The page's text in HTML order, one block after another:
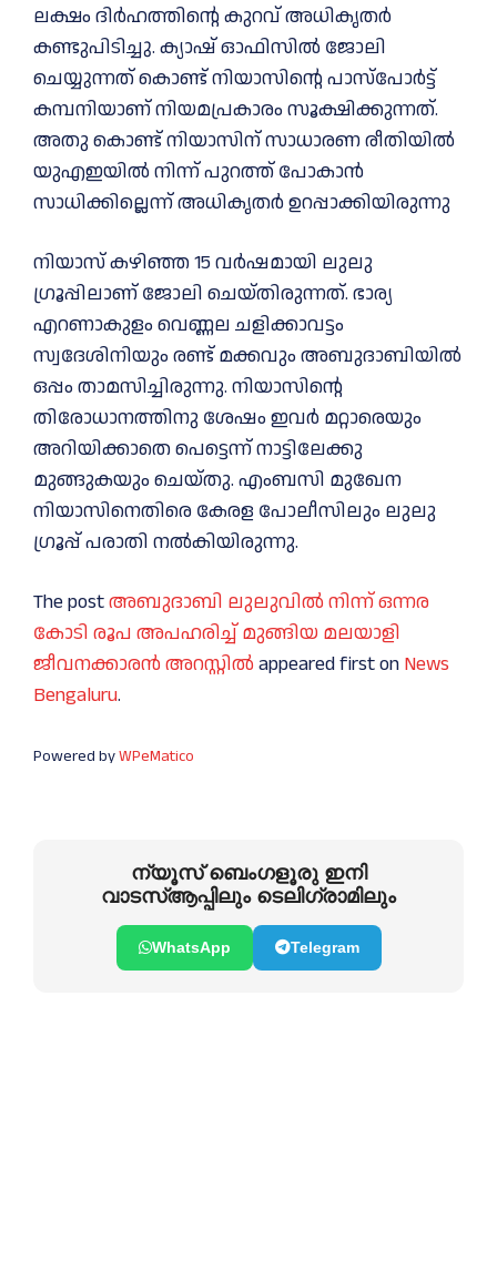
ലക്ഷം ദിർഹത്തിന്റെ കുറവ് അധികൃതർ
കണ്ടുപിടിച്ചു. ക്യാഷ് ഓഫിസിൽ ജോലി
ചെയ്യുന്നത് കൊണ്ട് നിയാസിന്റെ പാസ്പോർട്ട്
കമ്പനിയാണ് നിയമപ്രകാരം സൂക്ഷിക്കുന്നത്.
അതു കൊണ്ട് നിയാസിന് സാധാരണ രീതിയിൽ
യുഎഇയിൽ നിന്ന് പുറത്ത് പോകാൻ
സാധിക്കില്ലെന്ന് അധികൃതർ ഉറപ്പാക്കിയിരുന്നു
നിയാസ് കഴിഞ്ഞ 15 വർഷമായി ലുലു
ഗ്രൂപ്പിലാണ് ജോലി ചെയ്തിരുന്നത്. ഭാര്യ
എറണാകുളം വെണ്ണല ചളിക്കാവട്ടം
സ്വദേശിനിയും രണ്ട് മക്കവും അബുദാബിയിൽ
ഒപ്പം താമസിച്ചിരുന്നു. നിയാസിന്റെ
തിരോധാനത്തിനു ശേഷം ഇവർ മറ്റാരെയും
അറിയിക്കാതെ പെട്ടെന്ന് നാട്ടിലേക്കു
മുങ്ങുകയും ചെയ്തു. എംബസി മുഖേന
നിയാസിനെതിരെ കേരള പോലീസിലും ലുലു
ഗ്രൂപ്പ് പരാതി നൽകിയിരുന്നു.
The postഅബുദാബി ലുലുവിൽ നിന്ന് ഒന്നര
കോടി രൂപ അപഹരിച്ച് മുങ്ങിയ മലയാളി
ജീവനക്കാരന്‍ അറസ്റ്റില്‍ appeared first on News
Bengaluru.
Powered byWPeMatico
ന്യൂസ് ബെംഗളൂരു ഇനി
വാടസ്ആപ്പിലും ടെലിഗ്രാമിലും
WhatsApp Telegram